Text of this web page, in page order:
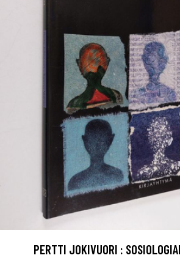
PERTTI JOKIVUORI :